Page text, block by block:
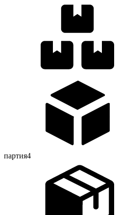
партия4